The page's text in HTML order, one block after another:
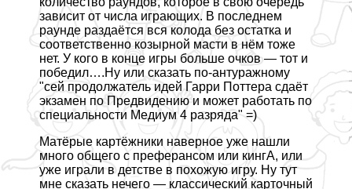
зависит от числа играющих. В последнем
раунде раздаётся вся колода без остатка и
соответственно козырной масти в нём тоже
нет. У кого в конце игры больше очков — тот и
победил….Ну или сказать по-антуражному
"сей продолжатель идей Гарри Поттера сдаёт
экзамен по Предвидению и может работать по
специальности Медиум 4 разряда" =)
Матёрые картёжники наверное уже нашли
много общего с преферансом или кингА, или
уже играли в детстве в похожую игру. Ну тут
мне сказать нечего — классический карточный